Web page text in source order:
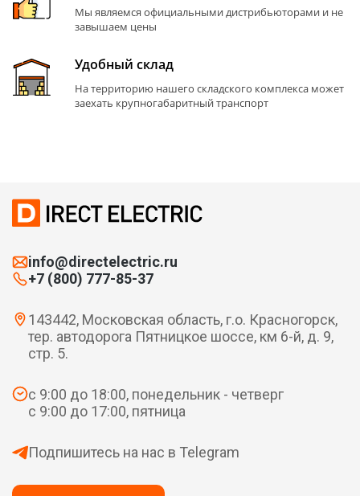
Мы являемся официальными дистрибьюторами и не
завышаем цены
Удобный склад
На территорию нашего складского комплекса может
заехать крупногабаритный транспорт
info@directelectric.ru
+7 (800) 777-85-37
143442, Московская область, г.о. Красногорск,
тер. автодорога Пятницкое шоссе, км 6-й, д. 9,
стр. 5.
с 9:00 до 18:00, понедельник - четверг
с 9:00 до 17:00, пятница
Подпишитесь на нас в Telegram